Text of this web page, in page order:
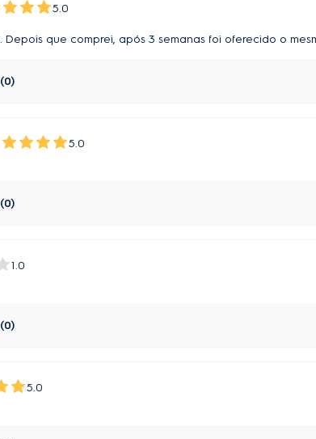
5.0
que comprei, após 3 semanas foi oferecido o
0
5.0
0
1.0
0
5.0